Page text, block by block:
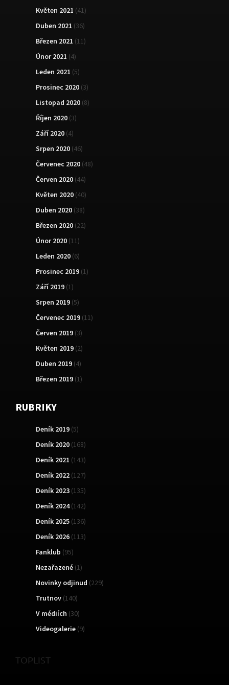
Květen 2021 (41)
Duben 2021 (36)
Březen 2021 (11)
Únor 2021 (4)
Leden 2021 (5)
Prosinec 2020 (3)
Listopad 2020 (8)
Říjen 2020 (3)
Září 2020 (4)
Srpen 2020 (46)
Červenec 2020 (48)
Červen 2020 (44)
Květen 2020 (40)
Duben 2020 (38)
Březen 2020 (22)
Únor 2020 (11)
Leden 2020 (6)
Prosinec 2019 (1)
Září 2019 (1)
Srpen 2019 (5)
Červenec 2019 (11)
Červen 2019 (3)
Květen 2019 (2)
Duben 2019 (4)
Březen 2019 (1)
RUBRIKY
Deník 2019 (5)
Deník 2020 (168)
Deník 2021 (143)
Deník 2022 (127)
Deník 2023 (135)
Deník 2024(142)
Deník 2025 (136)
Deník 2026 (113)
Fanklub (95)
Nezařazené (1)
Novinky odjinud (229)
Trutnov (140)
V médiích (30)
Videogalerie (9)
TOPLIST